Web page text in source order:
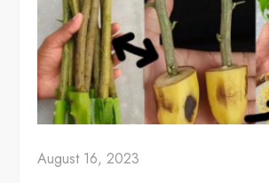
August 16, 2023